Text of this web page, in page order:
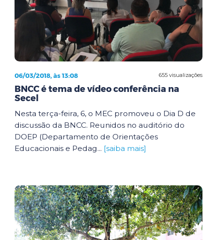
655 visualizações
06/03/2018, às 13:08
BNCC é tema de vídeo conferência na
Secel
Nesta terça-feira, 6, o MEC promoveu o Dia D de
discussão da BNCC. Reunidos no auditório do
DOEP (Departamento de Orientações
Educacionais e Pedag... [saiba mais]